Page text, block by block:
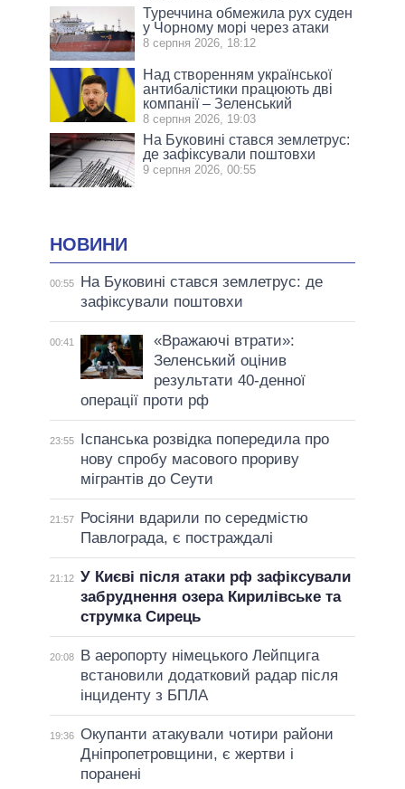
Туреччина обмежила рух суден
у Чорному морі через атаки
8 серпня 2026, 18:12
Над створенням української
антибалістики працюють дві
компанії – Зеленський
8 серпня 2026, 19:03
На Буковині стався землетрус:
де зафіксували поштовхи
9 серпня 2026, 00:55
НОВИНИ
00:55
На Буковині стався землетрус: де
зафіксували поштовхи
00:41
«Вражаючі втрати»:
Зеленський оцінив
результати 40-денної
операції проти рф
23:55
Іспанська розвідка попередила про
нову спробу масового прориву
мігрантів до Сеути
21:57
Росіяни вдарили по середмістю
Павлограда, є постраждалі
21:12 У Києві після атаки рф зафіксували
забруднення озера Кирилівське та
струмка Сирець
20:08
В аеропорту німецького Лейпцига
встановили додатковий радар після
інциденту з БПЛА
19:36 Окупанти атакували чотири райони
Дніпропетровщини, є жертви і
поранені